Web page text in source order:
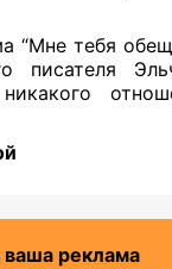
“Мне тебя
писателя
реклама